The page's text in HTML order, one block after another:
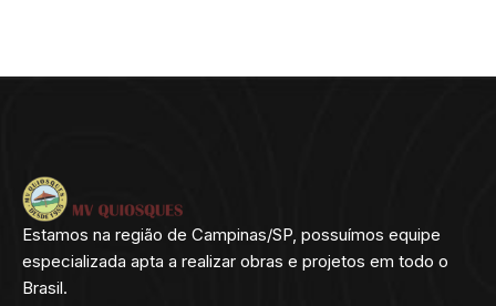
Estamos na região de Campinas/SP, possuímos equipe
especializada apta a realizar obras e projetos em todo o
Brasil.